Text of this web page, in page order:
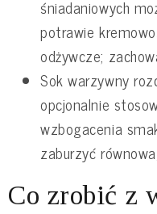
śniadaniowych
potrawie
odżywcze;
Sok warzywny
opcjonalnie
wzbogacenia
zaburzyć
Co zrobić z